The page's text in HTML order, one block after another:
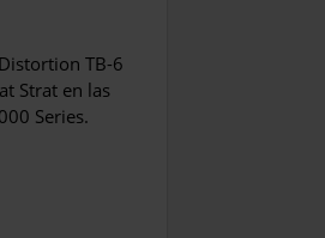
TB-6
Strat en las
Series.